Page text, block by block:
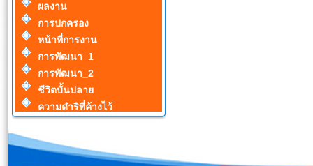
ผลงาน
การปกครอง
หน้าที่การงาน
การพัฒนา_1
การพัฒนา_2
ชีวิตบั้นปลาย
ความดำริที่ค้างไว้